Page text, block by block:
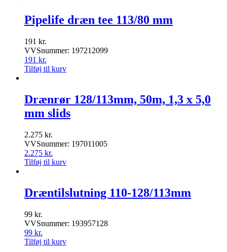
Pipelife dræn tee 113/80 mm
191 kr.
VVSnummer: 197212099
191 kr.
Tilføj til kurv
Drænrør 128/113mm, 50m, 1,3 x 5,0
mm slids
2.275 kr.
VVSnummer: 197011005
2.275 kr.
Tilføj til kurv
Dræntilslutning 110-128/113mm
99 kr.
VVSnummer: 193957128
99 kr.
Tilføj til kurv